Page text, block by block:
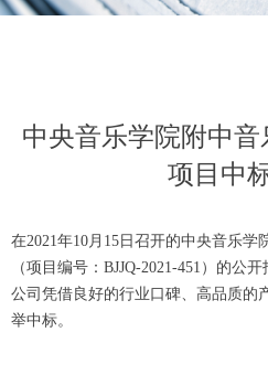
中央音乐学院附中
项目中
在2021年10月15日召开的中央音乐学
（项目编号：BJJQ-2021-451）的公
公司凭借良好的行业口碑、高品质的
举中标。